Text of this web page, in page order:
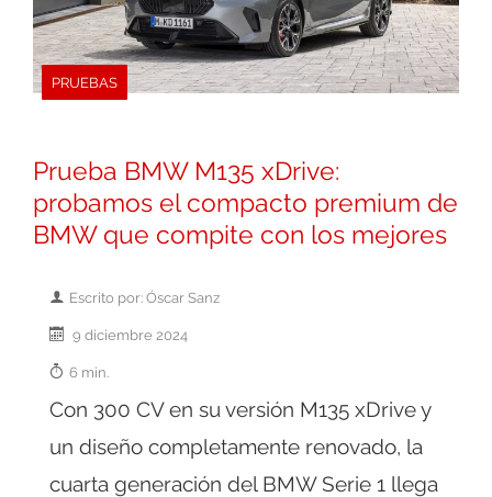
PRUEBAS
Prueba BMW M135 xDrive:
probamos el compacto premium de
BMW que compite con los mejores
Escrito por: Óscar Sanz
9 diciembre 2024
6 min.
Con 300 CV en su versión M135 xDrive y
un diseño completamente renovado, la
cuarta generación del BMW Serie 1 llega